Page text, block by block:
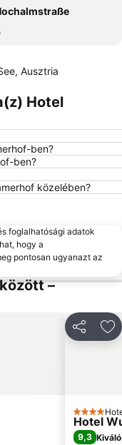
v Logu pod Mangartom
Gletscher
Alpenstraße
Annenheim
Ossiacher See
Ausztria
Hotel
ben?
ben?
közelében?
foglalhatósági adatok
hogy a
pontosan ugyanazt az
–
4
Hotel
9,3 Kiváló